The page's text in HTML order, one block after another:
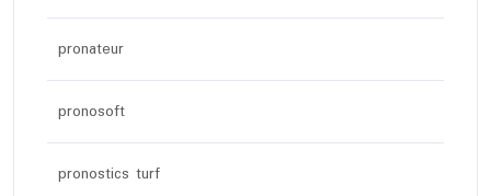
pronateur
pronosoft
pronostics turf